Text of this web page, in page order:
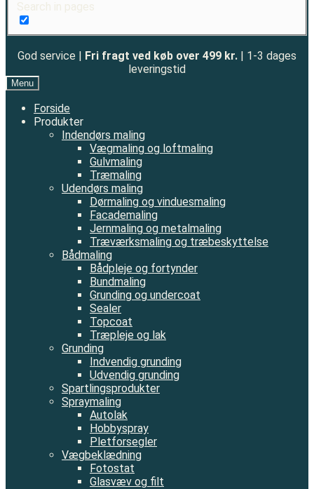
Search in pages
God service | Fri fragt ved køb over 499 kr. | 1-3 dages
leveringstid
Menu
Forside
Produkter
Indendørs maling
Vægmaling og loftmaling
Gulvmaling
Træmaling
Udendørs maling
Dørmaling og vinduesmaling
Facademaling
Jernmaling og metalmaling
Træværksmaling og træbeskyttelse
Bådmaling
Bådpleje og fortynder
Bundmaling
Grunding og undercoat
Sealer
Topcoat
Træpleje og lak
Grunding
Indvendig grunding
Udvendig grunding
Spartlingsprodukter
Spraymaling
Autolak
Hobbyspray
Pletforsegler
Vægbeklædning
Fotostat
Glasvæv og filt